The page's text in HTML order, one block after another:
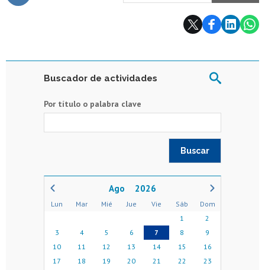
Buscador de actividades
Por título o palabra clave
2026
Lun Mar Mié Jue Vie Sáb
Dom
1
2
3
4 5 6 7 8
9
10
11 12 13 14 15
16
17
18 19 20 21 22
23